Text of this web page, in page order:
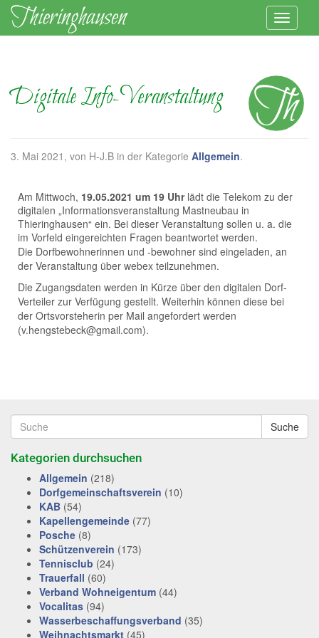
Digitale Info-Veranstaltung
3. Mai 2021 , von H-J.B in der Kategorie Allgemein.
Am Mittwoch, 19.05.2021 um 19 Uhrlädt die Telekom zu der
digitalen „Informationsveranstaltung Mastneubau in
Thieringhausen“ ein. Bei dieser Veranstaltung sollen u. a. die
im Vorfeld eingereichten Fragen beantwortet werden.
Die Dorfbewohnerinnen und -bewohner sind eingeladen, an
der Veranstaltung über webex teilzunehmen.
Die Zugangsdaten werden in Kürze über den digitalen Dorf-
Verteiler zur Verfügung gestellt. Weiterhin können diese bei
der Ortsvorsteherin per Mail angefordert werden
(v.hengstebeck@gmail.com).
Suche
Kategorien durchsuchen
Allgemein (218)
Dorfgemeinschaftsverein (10)
KAB (54)
Kapellengemeinde (77)
Posche (8)
Schützenverein (173)
Tennisclub (24)
Trauerfall (60)
Verband Wohneigentum (44)
Vocalitas (94)
Wasserbeschaffungsverband (35)
Weihnachtsmarkt (45)